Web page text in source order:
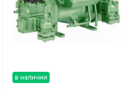
в наличии